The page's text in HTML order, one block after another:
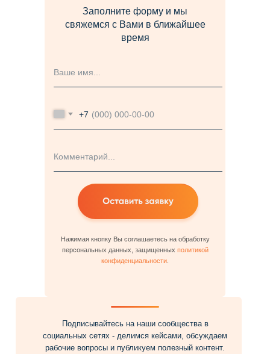
Заполните форму и мы
свяжемся с Вами в ближайшее
время
+7
Нажимая кнопку Вы соглашаетесь на обработку
персональных данных, защищенных политикой
конфиденциальности
Подписывайтесь на наши сообщества в
социальных сетях - делимся кейсами, обсуждаем
рабочие вопросы и публикуем полезный контент.